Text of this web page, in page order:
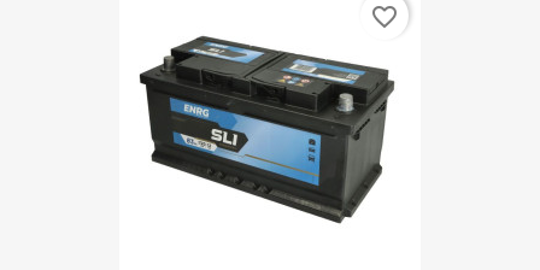
favorite_border